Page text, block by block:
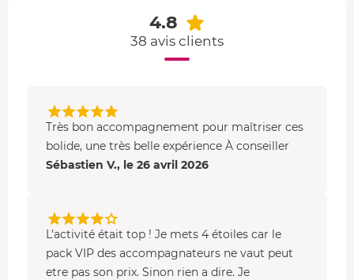
4.8
38 avis clients
Très bon accompagnement pour maîtriser ces
bolide, une très belle expérience À conseiller
Sébastien V., le 26 avril 2026
L’activité était top ! Je mets 4 étoiles car le
pack VIP des accompagnateurs ne vaut peut
etre pas son prix. Sinon rien a dire. Je